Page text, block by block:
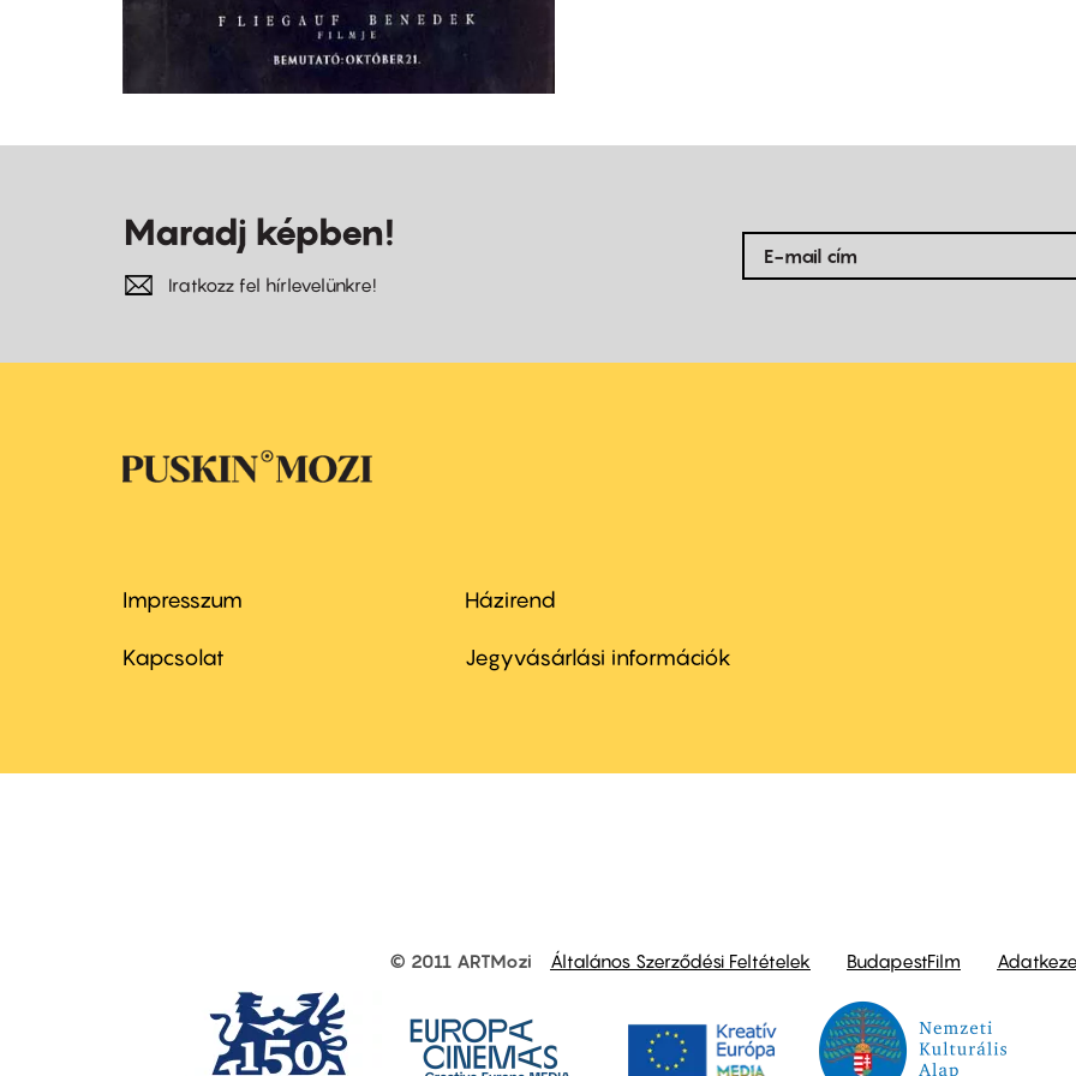
Maradj képben!
Iratkozz fel hírlevelünkre!
Footer
menu
Impresszum
Kapcsolat
Footer
menu
Házirend
Jegyvásárlási információk
other
© 2011 ARTMozi Általános Szerződési Feltételek BudapestFilm